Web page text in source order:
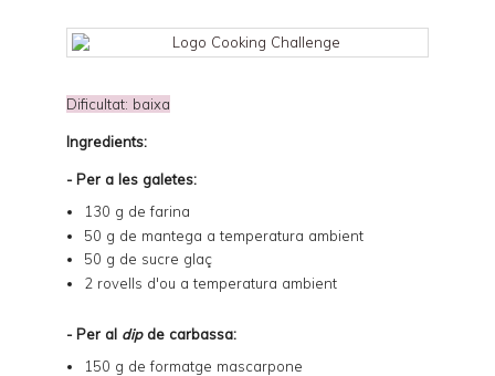
Dificultat: baixa
Ingredients:
- Per a les galetes:
130 g de farina
50 g de mantega a temperatura ambient
50 g de sucre glaç
2 rovells d'ou a temperatura ambient
- Per al dipde carbassa:
150 g de formatge mascarpone